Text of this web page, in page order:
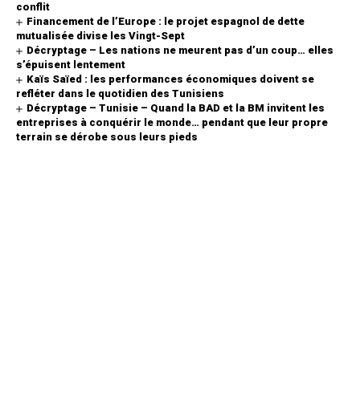
conflit
Financement de l’Europe : le projet espagnol de dette
mutualisée divise les Vingt-Sept
Décryptage – Les nations ne meurent pas d’un coup… elles
s’épuisent lentement
Kaïs Saïed : les performances économiques doivent se
refléter dans le quotidien des Tunisiens
Décryptage – Tunisie – Quand la BAD et la BM invitent les
entreprises à conquérir le monde… pendant que leur propre
terrain se dérobe sous leurs pieds